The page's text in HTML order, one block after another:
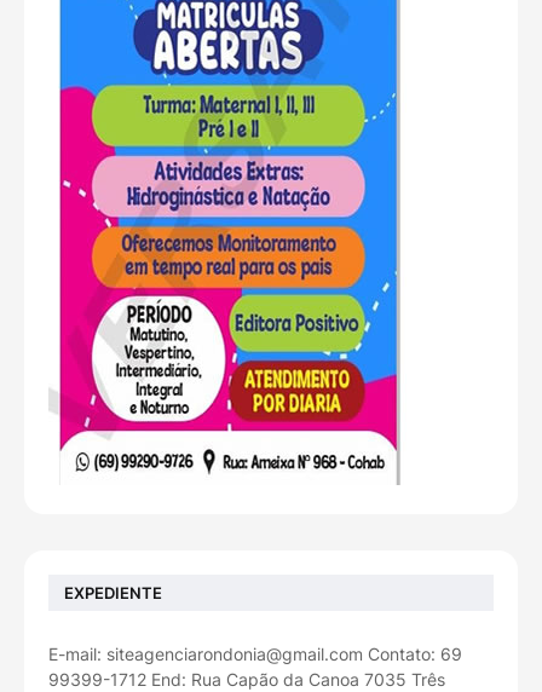
EXPEDIENTE
E-mail: siteagenciarondonia@gmail.com Contato: 69
99399-1712 End: Rua Capão da Canoa 7035 Três